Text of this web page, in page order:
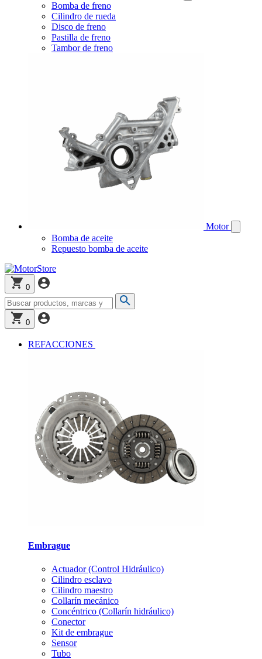
Bomba de freno
Cilindro de rueda
Disco de freno
Pastilla de freno
Tambor de freno
Motor
Bomba de aceite
Repuesto bomba de aceite
0
0
REFACCIONES
Embrague
Actuador (Control Hidráulico)
Cilindro esclavo
Cilindro maestro
Collarín mecánico
Concéntrico (Collarín hidráulico)
Conector
Kit de embrague
Sensor
Tubo